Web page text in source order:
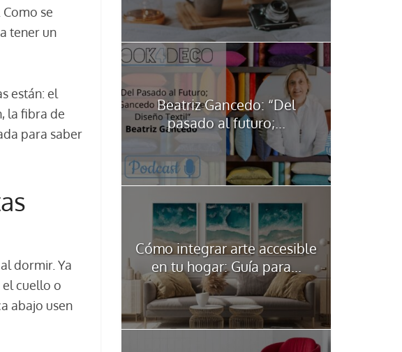
se
tener un
están: el
la fibra de
para saber
dormir. Ya
cuello o
abajo usen
Beatriz Gancedo: “Del
pasado al futuro;...
Cómo integrar arte accesible
en tu hogar: Guía para...